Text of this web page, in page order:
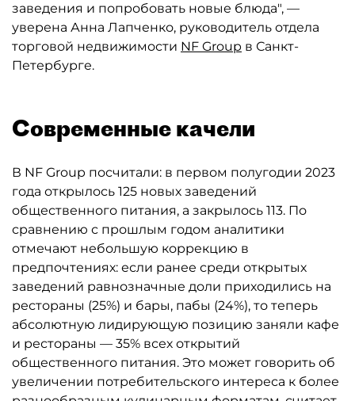
заведения и попробовать новые блюда", —
уверена Анна Лапченко, руководитель отдела
торговой недвижимости NF Group в Санкт-
Петербурге.
Современные качели
В NF Group посчитали: в первом полугодии 2023
года открылось 125 новых заведений
общественного питания, а закрылось 113. По
сравнению с прошлым годом аналитики
отмечают небольшую коррекцию в
предпочтениях: если ранее среди открытых
заведений равнозначные доли приходились на
рестораны (25%) и бары, пабы (24%), то теперь
абсолютную лидирующую позицию заняли кафе
и рестораны — 35% всех открытий
общественного питания. Это может говорить об
увеличении потребительского интереса к более